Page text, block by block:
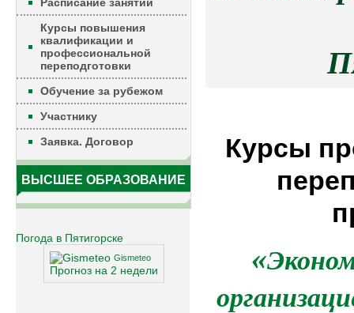
Курсы повышения
квалификации и
профессиональной
переподготовки
Обучение за рубежом
Участнику
Заявка. Договор
ВЫСШЕЕ ОБРАЗОВАНИЕ
Погода в Пятигорске
Gismeteo
Прогноз на 2 недели
Курсы
«